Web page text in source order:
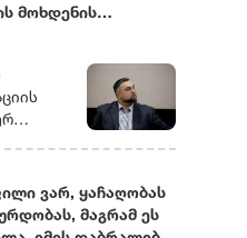
ვარ,
ან
მსგავსი
მოხდენის
ვარ, ყაჩაღობას
მაგრამ ეს